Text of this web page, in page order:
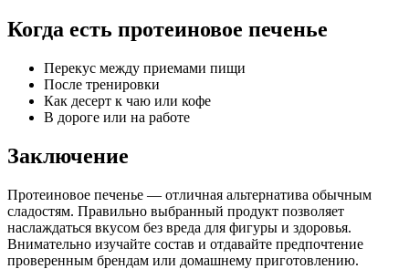
Когда есть протеиновое печенье
Перекус между приемами пищи
После тренировки
Как десерт к чаю или кофе
В дороге или на работе
Заключение
Протеиновое печенье — отличная альтернатива обычным
сладостям. Правильно выбранный продукт позволяет
наслаждаться вкусом без вреда для фигуры и здоровья.
Внимательно изучайте состав и отдавайте предпочтение
проверенным брендам или домашнему приготовлению.